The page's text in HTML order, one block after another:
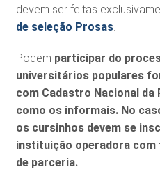
devem ser feitas
de seleção Prosas.
Podem participar do
universitários populares
com Cadastro Nacional da
como os informais. No
os cursinhos devem se
instituição operadora com
de parceria.